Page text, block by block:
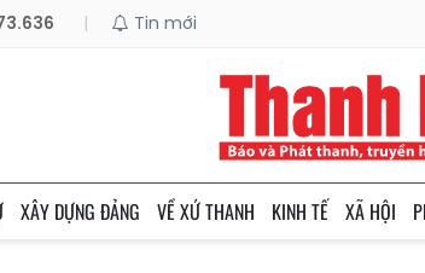
| Tin mới
XÂY DỰNG ĐẢNG VỀ XỨ THANH KINH TẾ XÃ HỘI